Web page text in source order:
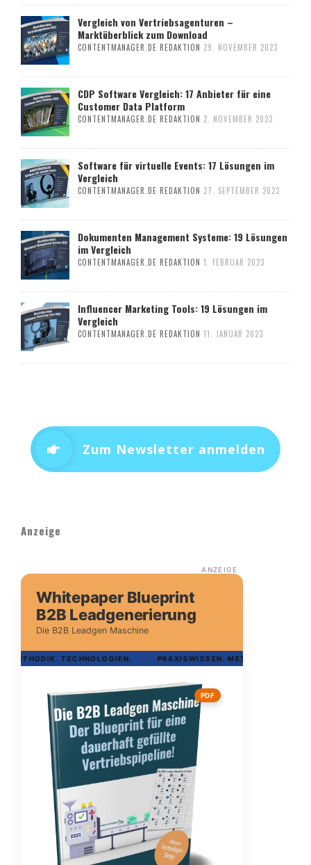
Vergleich von Vertriebsagenturen –
Marktüberblick zum Download
CONTENTMANAGER.DE REDAKTION 29. NOVEMBER 2023
CDP Software Vergleich: 17 Anbieter für eine
Customer Data Platform
CONTENTMANAGER.DE REDAKTION 2. NOVEMBER 2023
Software für virtuelle Events: 17 Lösungen im
Vergleich
CONTENTMANAGER.DE REDAKTION 27. SEPTEMBER 2023
Dokumenten Management Systeme: 19 Lösungen
im Vergleich
CONTENTMANAGER.DE REDAKTION 1. FEBRUAR 2023
Influencer Marketing Tools: 19 Lösungen im
Vergleich
CONTENTMANAGER.DE REDAKTION 11. JANUAR 2023
Zum Newsletter anmelden
Anzeige